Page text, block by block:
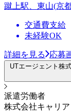
蹴上駅、東山(京
交通費支給
未経験OK
詳細を見る 応募
UTエージェント株
派遣労働者
株式会社キャリア